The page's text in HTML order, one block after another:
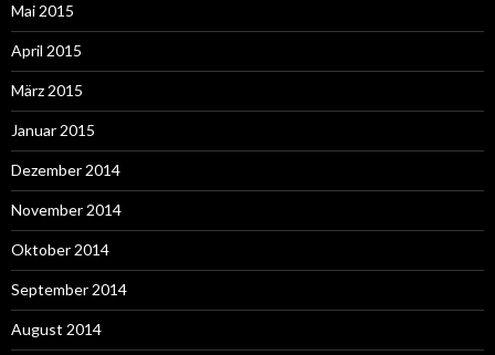
Mai 2015
April 2015
März 2015
Januar 2015
Dezember 2014
November 2014
Oktober 2014
September 2014
August 2014